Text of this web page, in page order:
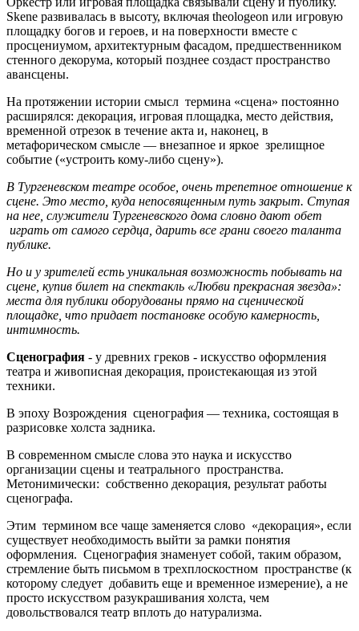
Skene развивалась в высоту, включая theologeon или игровую
площадку богов и героев, и на поверхности вместе с
просцениумом, архитектурным фасадом, предшественником
стенного декорума, который позднее создаст пространство
авансцены.
На протяжении истории смысл термина «сцена» постоянно
расширялся: декорация, игровая площадка, место действия,
временной отрезок в течение акта и, наконец, в
метафорическом смысле — внезапное и яркое зрелищное
событие («устроить кому-либо сцену»).
В Тургеневском театре особое, очень трепетное отношение к
сцене. Это место, куда непосвященным путь закрыт. Ступая
на нее, служители Тургеневского дома словно дают обет
играть от самого сердца, дарить все грани своего таланта
публике.
Но и у зрителей есть уникальная возможность побывать на
сцене, купив билет на спектакль «Любви прекрасная звезда»:
места для публики оборудованы прямо на сценической
площадке, что придает постановке особую камерность,
интимность.
Сценография - у древних греков - искусство оформления
театра и живописная декорация, проистекающая из этой
техники.
В эпоху Возрождения сценография — техника, состоящая в
разрисовке холста задника.
В современном смысле слова это наука и искусство
организации сцены и театрального пространства.
Метонимически: собственно декорация, результат работы
сценографа.
Этим термином все чаще заменяется слово «декорация», если
существует необходимость выйти за рамки понятия
оформления. Сценография знаменует собой, таким образом,
стремление быть письмом в трехплоскостном пространстве (к
которому следует добавить еще и временное измерение), а не
просто искусством разукрашивания холста, чем
довольствовался театр вплоть до натурализма.